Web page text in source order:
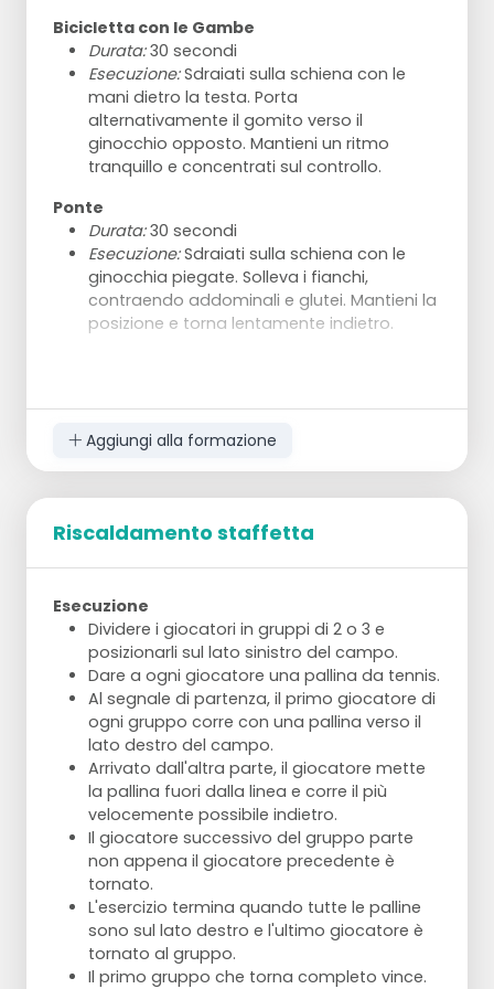
Bicicletta con le Gambe
Durata:30 secondi
Esecuzione:Sdraiati sulla schiena con le
mani dietro la testa. Porta
alternativamente il gomito verso il
ginocchio opposto. Mantieni un ritmo
tranquillo e concentrati sul controllo.
Ponte
Durata:30 secondi
Esecuzione:Sdraiati sulla schiena con le
ginocchia piegate. Solleva i fianchi,
contraendo addominali e glutei. Mantieni la
posizione e torna lentamente indietro.
Esecuzione:Posizione seduta con i piedi
sollevati da terra. Ruota il busto da sinistra
a destra, eventualmente con una palla o
Plank Laterale
Durata:2x 30 secondi
Esecuzione:Appoggiati su un avambraccio
corpo in linea retta. Cambia lato dopo 30
secondi.
Superman Hold
Durata:30 secondi
Esecuzione:Sdraiati a pancia in giù con
braccia e gambe sollevate da terra.
Mantieni la posizione per rafforzare la parte
bassa della schiena e i glutei.
Aggiungi alla formazione
Riscaldamento staffetta
Esecuzione
Dividere i giocatori in gruppi di 2 o 3 e
posizionarli sul lato sinistro del campo.
Dare a ogni giocatore una pallina da tennis.
Al segnale di partenza, il primo giocatore di
ogni gruppo corre con una pallina verso il
lato destro del campo.
Arrivato dall'altra parte, il giocatore mette
la pallina fuori dalla linea e corre il più
velocemente possibile indietro.
Il giocatore successivo del gruppo parte
non appena il giocatore precedente è
tornato.
L'esercizio termina quando tutte le palline
sono sul lato destro e l'ultimo giocatore è
tornato al gruppo.
Il primo gruppo che torna completo vince.